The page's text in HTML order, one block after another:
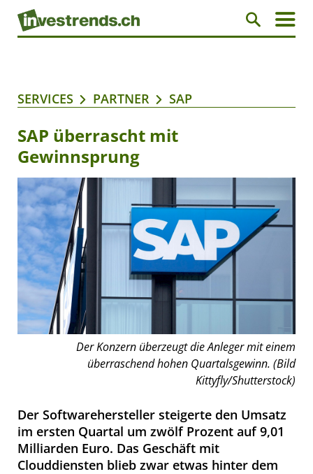
SERVICES PARTNER SAP
SAP überrascht mit
Gewinnsprung
Der Konzern überzeugt die Anleger mit einem
überraschend hohen Quartalsgewinn. (Bild
Kittyfly/Shutterstock)
Der Softwarehersteller steigerte den Umsatz
im ersten Quartal um zwölf Prozent auf 9,01
Milliarden Euro. Das Geschäft mit
Clouddiensten blieb zwar etwas hinter dem